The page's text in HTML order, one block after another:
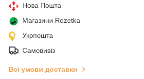
Нова Пошта
Магазини Rozetka
Укрпошта
Самовивіз
Всі умови доставки